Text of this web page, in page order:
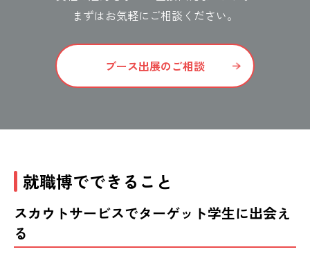
まずはお気軽にご相談ください。
ブース出展のご相談
就職博でできること
スカウトサービスでターゲット学生に出会え
る